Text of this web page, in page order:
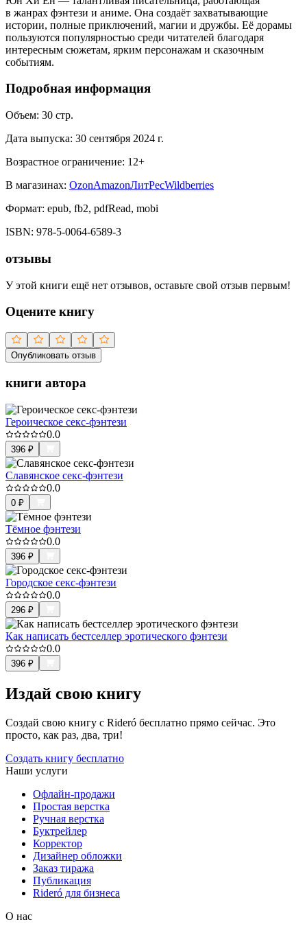
в жанрах фэнтези и аниме. Она создаёт захватывающие
истории, полные приключений, магии и дружбы. Её дорамы
пользуются популярностью среди читателей благодаря
интересным сюжетам, ярким персонажам и сказочным
событиям.
Подробная информация
Объем: 30 стр.
Дата выпуска: 30 сентября 2024 г.
Возрастное ограничение: 12+
В магазинах: OzonAmazonЛитРесWildberries
Формат: epub, fb2, pdfRead, mobi
ISBN: 978-5-0064-6589-3
отзывы
У этой книги ещё нет отзывов, оставьте свой отзыв первым!
Оцените книгу
Опубликовать отзыв
книги автора
Героическое секс-фэнтези
0.0
396 ₽
Славянское секс-фэнтези
0.0
0 ₽
Тёмное фэнтези
0.0
396 ₽
Городское секс-фэнтези
0.0
296 ₽
Как написать бестселлер эротического фэнтези
0.0
396 ₽
Издай свою книгу
Создай свою книгу с Rideró бесплатно прямо сейчас. Это
просто, как раз, два, три!
Создать книгу бесплатно
Наши услуги
Офлайн-продажи
Простая верстка
Ручная верстка
Буктрейлер
Корректор
Дизайнер обложки
Заказ тиража
Публикация
Rideró для бизнеса
О нас